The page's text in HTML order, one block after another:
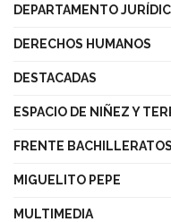
DEPARTAMENTO
DERECHOS HUMANOS
DESTACADAS
ESPACIO DE NIÑEZ Y
FRENTE
MIGUELITO PEPE
MULTIMEDIA